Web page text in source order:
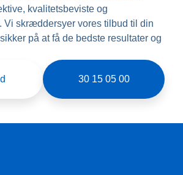
kvalitetsbeviste og
Vi skræddersyer vores tilbud til din
på at få de bedste resultater og
30 15 05 00